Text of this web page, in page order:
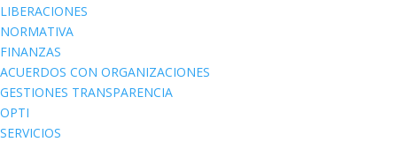
LIBERACIONES
NORMATIVA
FINANZAS
ACUERDOS CON ORGANIZACIONES
GESTIONES TRANSPARENCIA
OPTI
SERVICIOS